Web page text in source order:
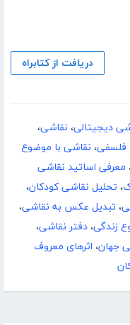
دریافت از کتابراه
دیجیتالی، نقاشی،
فلسفی، نقاشی با موضوع
معرفی اساتید نقاشی
، تحلیل نقاشی کودکان،
، تبدیل عکس به نقاشی،
زندگی، دفتر نقاشی،
جهان، اثرهای معروف